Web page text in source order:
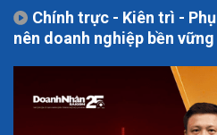
Chính trực - Kiên trì -
nên doanh nghiệp bền vững